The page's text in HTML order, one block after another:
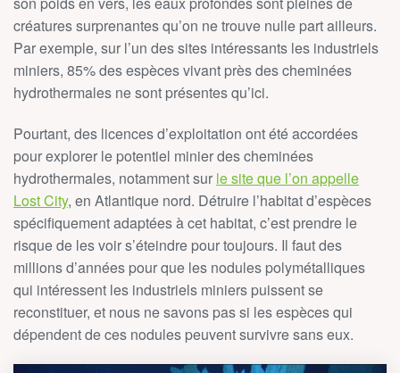
créatures surprenantes qu’on ne trouve nulle part ailleurs.
Par exemple, sur l’un des sites intéressants les industriels
miniers, 85% des espèces vivant près des cheminées
hydrothermales ne sont présentes qu’ici.
Pourtant, des licences d’exploitation ont été accordées
pour explorer le potentiel minier des cheminées
hydrothermales, notamment sur le site que l’on appelle
Lost City, en Atlantique nord. Détruire l’habitat d’espèces
spécifiquement adaptées à cet habitat, c’est prendre le
risque de les voir s’éteindre pour toujours. Il faut des
millions d’années pour que les nodules polymétalliques
qui intéressent les industriels miniers puissent se
reconstituer, et nous ne savons pas si les espèces qui
dépendent de ces nodules peuvent survivre sans eux.